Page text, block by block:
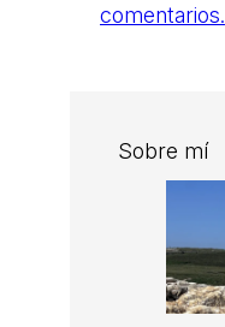
comentarios.
Sobre mí